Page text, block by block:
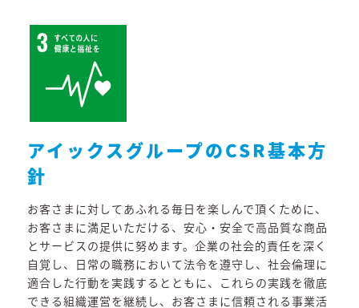
アイックスグループのCSR基本方
針
お客さまに対してあふれる毎日を楽しんで頂くために、
お客さまに満足いただける、安心・安全で高品質な商品
とサービスの提供に努めます。企業の社会的責任を深く
自覚し、日常の職務において法令を遵守し、社会倫理に
適合した行動を実践するとともに、これらの実践を徹底
できる組織運営を継続し、お客さまに信頼される事業活